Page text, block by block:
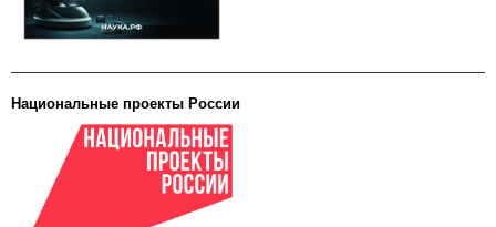
Национальные проекты России